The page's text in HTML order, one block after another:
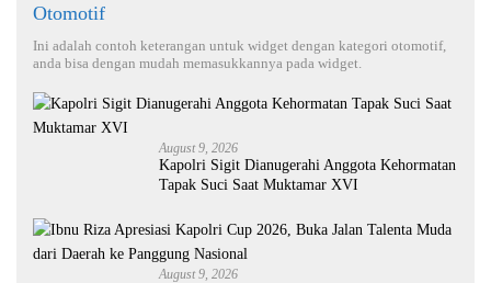
Otomotif
Ini adalah contoh keterangan untuk widget dengan kategori otomotif,
anda bisa dengan mudah memasukkannya pada widget.
August 9, 2026
Kapolri Sigit Dianugerahi Anggota Kehormatan
Tapak Suci Saat Muktamar XVI
August 9, 2026